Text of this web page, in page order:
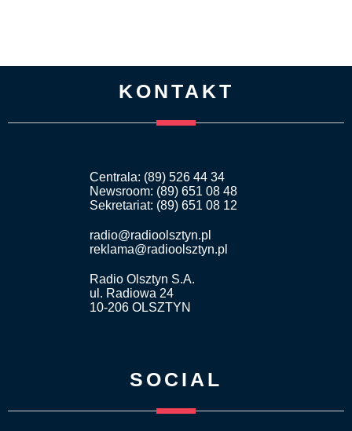
KONTAKT
Centrala: (89) 526 44 34
Newsroom: (89) 651 08 48
Sekretariat: (89) 651 08 12
radio@radioolsztyn.pl
reklama@radioolsztyn.pl
Radio Olsztyn S.A.
ul. Radiowa 24
10-206 OLSZTYN
SOCIAL